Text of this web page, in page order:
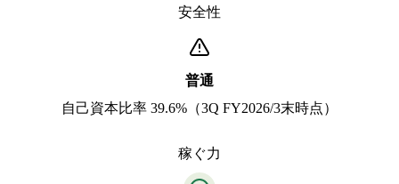
安全性
普通
自己資本比率 39.6%（3Q FY2026/3末時点）
稼ぐ力